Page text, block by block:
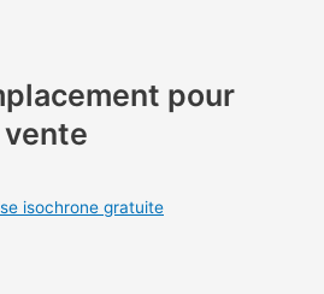
pour
isochrone gratuite